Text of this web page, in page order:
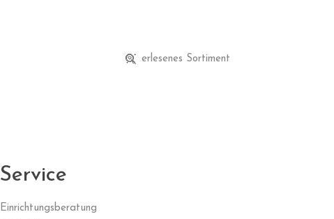
erlesenes Sortiment
Service
Einrichtungsberatung